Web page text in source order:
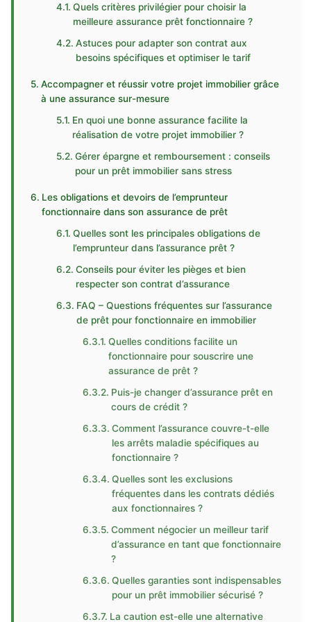
Quels critères privilégier pour choisir la
meilleure assurance prêt fonctionnaire ?
Astuces pour adapter son contrat aux
besoins spécifiques et optimiser le tarif
Accompagner et réussir votre projet immobilier grâce
à une assurance sur-mesure
En quoi une bonne assurance facilite la
réalisation de votre projet immobilier ?
Gérer épargne et remboursement : conseils
pour un prêt immobilier sans stress
Les obligations et devoirs de l’emprunteur
fonctionnaire dans son assurance de prêt
Quelles sont les principales obligations de
l’emprunteur dans l’assurance prêt ?
Conseils pour éviter les pièges et bien
respecter son contrat d’assurance
FAQ – Questions fréquentes sur l’assurance
de prêt pour fonctionnaire en immobilier
Quelles conditions facilite un
fonctionnaire pour souscrire une
assurance de prêt ?
Puis-je changer d’assurance prêt en
cours de crédit ?
Comment l’assurance couvre-t-elle
les arrêts maladie spécifiques au
fonctionnaire ?
Quelles sont les exclusions
fréquentes dans les contrats dédiés
aux fonctionnaires ?
Comment négocier un meilleur tarif
d’assurance en tant que fonctionnaire
?
Quelles garanties sont indispensables
pour un prêt immobilier sécurisé ?
La caution est-elle une alternative